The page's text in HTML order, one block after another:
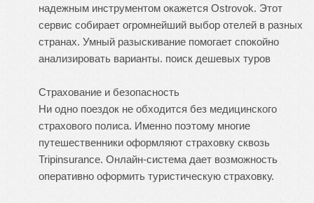
надежным инструментом окажется Ostrovok. Этот
сервис собирает огромнейший выбор отелей в разных
странах. Умный разыскивание помогает спокойно
анализировать варианты. поиск дешевых туров
Страхование и безопасность
Ни одно поездок не обходится без медицинского
страхового полиса. Именно поэтому многие
путешественники оформляют страховку сквозь
Tripinsurance. Онлайн-система дает возможность
оперативно оформить туристическую страховку.